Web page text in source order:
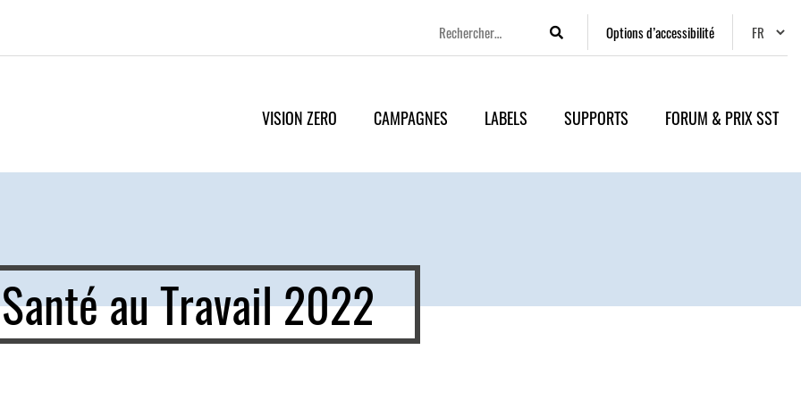
Rechercher Options d’accessibilité
VISION ZERO CAMPAGNES LABELS SUPPORTS FORUM & PRIX SST
au Travail 2022